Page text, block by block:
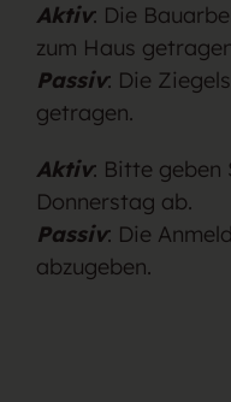
Aktiv: Die
zum Haus
Passiv: Die
getragen.
Aktiv: Bitte geben
Donnerstag ab.
Passiv: Die
abzugeben.